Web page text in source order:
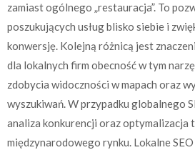
zamiast ogólnego „restauracja”. To
poszukujących usług blisko siebie i
konwersję. Kolejną różnicą jest
dla lokalnych firm obecność w tym
zdobycia widoczności w mapach oraz
wyszukiwań. W przypadku globalnego
analiza konkurencji oraz optymalizacja
międzynarodowego rynku. Lokalne